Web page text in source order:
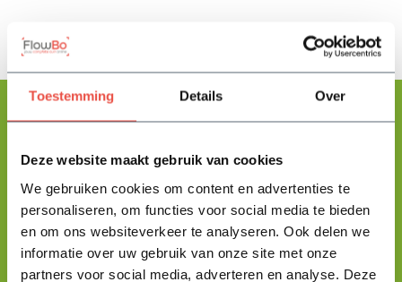
Toestemming Details Over
Deze website maakt gebruik van cookies
We gebruiken cookies om content en advertenties te
personaliseren, om functies voor social media te bieden
en om ons websiteverkeer te analyseren. Ook delen we
informatie over uw gebruik van onze site met onze
partners voor social media, adverteren en analyse. Deze
Floris helpt je graag
met zoeken!
Stuur mij een berichtje en ik help je jouw product uit te zoeken
en vertel je alles wat je moet weten.